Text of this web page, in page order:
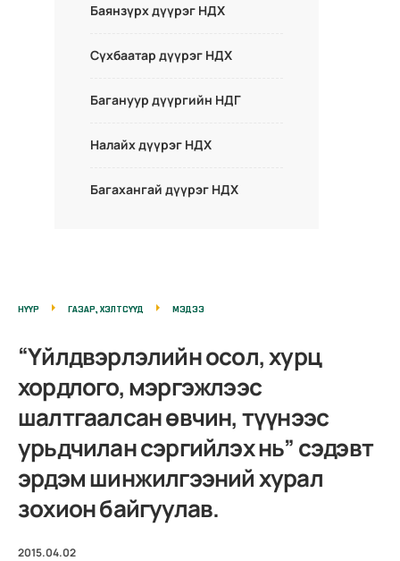
Баянзүрх дүүрэг НДХ
Сүхбаатар дүүрэг НДХ
Багануур дүүргийн НДГ
Налайх дүүрэг НДХ
Багахангай дүүрэг НДХ
НҮҮР ГАЗАР, ХЭЛТСҮҮД МЭДЭЭ
“Үйлдвэрлэлийн осол, хурц
хордлого, мэргэжлээс
шалтгаалсан өвчин, түүнээс
урьдчилан сэргийлэх нь” сэдэвт
эрдэм шинжилгээний хурал
зохион байгуулав.
2015.04.02